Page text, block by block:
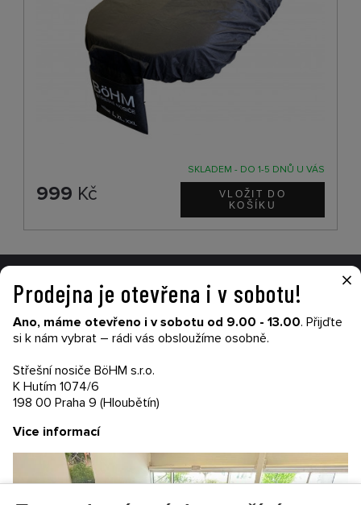
SKLADEM - DO 1-5 DNŮ U VÁS
999 Kč
VŠE O NÁKUPU
Garance nákupu
Obchodní podmínky
Kontakty
Ochrana soukromí
×
Prodejna je otevřena i v sobotu!
Ano, máme otevřeno i v sobotu od 9.00 - 13.00. Přijďte
si k nám vybrat – rádi vás obsloužíme osobně.
Střešní nosiče BöHM s.r.o.
K Hutím 1074/6
198 00 Praha 9 (Hloubětín)
Vice informací